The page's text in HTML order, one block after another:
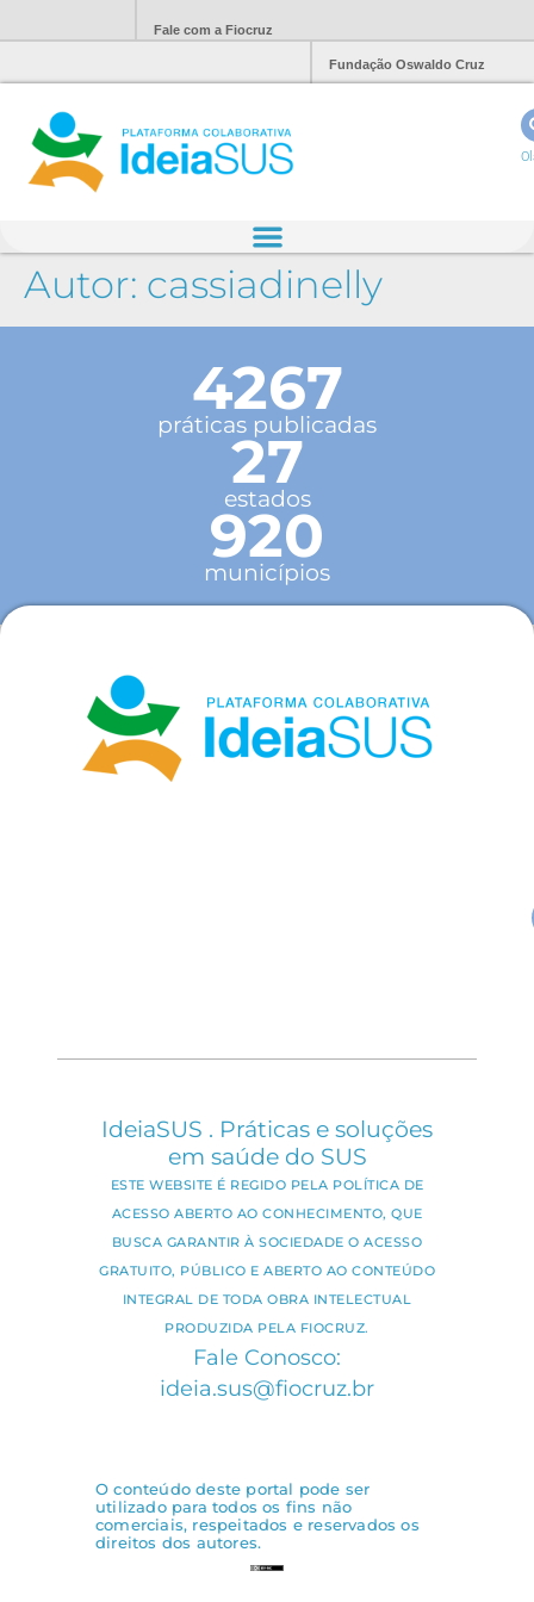
Fale com a Fiocruz
Fundação Oswaldo Cruz
Autor: cassiadinelly
4267
práticas publicadas
27
estados
920
municípios
IdeiaSUS . Práticas e soluções
em saúde do SUS
ESTE WEBSITE É REGIDO PELA POLÍTICA DE
ACESSO ABERTO AO CONHECIMENTO, QUE
BUSCA GARANTIR À SOCIEDADE O ACESSO
GRATUITO, PÚBLICO E ABERTO AO CONTEÚDO
INTEGRAL DE TODA OBRA INTELECTUAL
PRODUZIDA PELA FIOCRUZ.
Fale Conosco:
ideia.sus@fiocruz.br
O conteúdo deste portal pode ser
utilizado para todos os fins não
comerciais, respeitados e reservados os
direitos dos autores.